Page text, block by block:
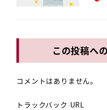
この投稿へ
コメントはありません。
トラックバック URL